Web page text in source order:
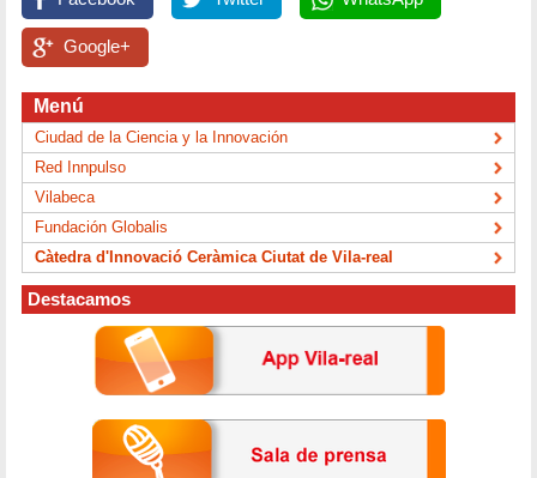
Google+
Menú
Ciudad de la Ciencia y la Innovación
Red Innpulso
Vilabeca
Fundación Globalis
Càtedra d'Innovació Ceràmica Ciutat de Vila-real
Destacamos